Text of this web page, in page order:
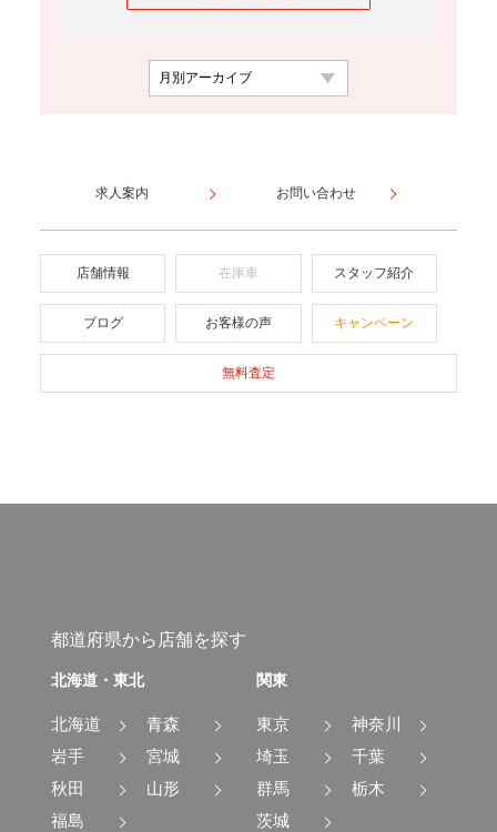
求人案内 お問い合わせ
店舗情報 在庫車 スタッフ紹介
ブログ お客様の声 キャンペーン
無料査定
都道府県から店舗を探す
北海道・東北
北海道
青森
岩手
宮城
秋田
山形
福島
関東
東京
神奈川
埼玉
千葉
群馬
栃木
茨城